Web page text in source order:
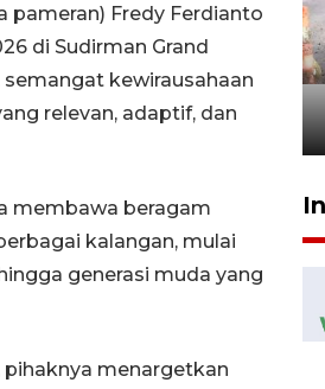
pameran) Fredy Ferdianto
di Sudirman Grand
kewirausahaan
relevan, adaptif, dan
membawa beragam
kalangan, mulai
generasi muda yang
pihaknya menargetkan
begal
aparat
hukum
00:31